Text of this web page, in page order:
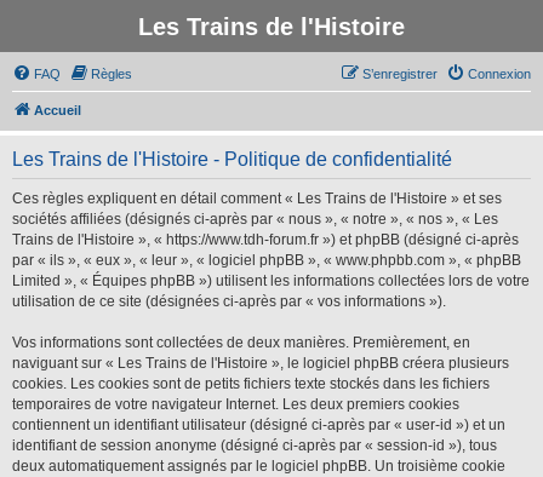
Les Trains de l'Histoire
FAQ Règles Connexion
S’enregistrer
Accueil
Les Trains de l'Histoire - Politique de confidentialité
Ces règles expliquent en détail comment « Les Trains de l'Histoire » et ses
sociétés affiliées (désignés ci-après par « nous », « notre », « nos », « Les
Trains de l'Histoire », « https://www.tdh-forum.fr ») et phpBB (désigné ci-après
par « ils », « eux », « leur », « logiciel phpBB », « www.phpbb.com », « phpBB
Limited », « Équipes phpBB ») utilisent les informations collectées lors de votre
utilisation de ce site (désignées ci-après par « vos informations »).
Vos informations sont collectées de deux manières. Premièrement, en
naviguant sur « Les Trains de l'Histoire », le logiciel phpBB créera plusieurs
cookies. Les cookies sont de petits fichiers texte stockés dans les fichiers
temporaires de votre navigateur Internet. Les deux premiers cookies
contiennent un identifiant utilisateur (désigné ci-après par « user-id ») et un
identifiant de session anonyme (désigné ci-après par « session-id »), tous
deux automatiquement assignés par le logiciel phpBB. Un troisième cookie